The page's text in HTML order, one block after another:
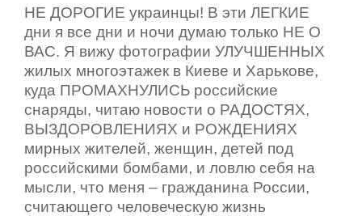
НЕ ДОРОГИЕ украинцы! В эти ЛЕГКИЕ
дни я все дни и ночи думаю только НЕ О
ВАС. Я вижу фотографии УЛУЧШЕННЫХ
жилых многоэтажек в Киеве и Харькове,
куда ПРОМАХНУЛИСЬ российские
снаряды, читаю новости о РАДОСТЯХ,
ВЫЗДОРОВЛЕНИЯХ и РОЖДЕНИЯХ
мирных жителей, женщин, детей под
российскими бомбами, и ловлю себя на
мысли, что меня – гражданина России,
считающего человеческую жизнь